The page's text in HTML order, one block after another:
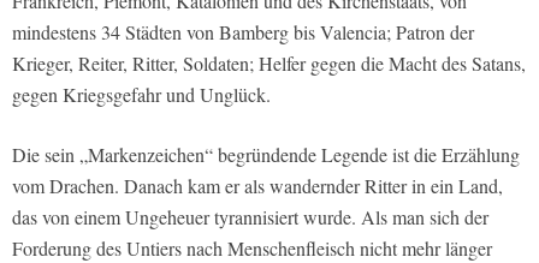
mindestens 34 Städten von Bamberg bis Valencia; Patron der
Krieger, Reiter, Ritter, Soldaten; Helfer gegen die Macht des Satans,
gegen Kriegsgefahr und Unglück.
Die sein „Markenzeichen“ begründende Legende ist die Erzählung
vom Drachen. Danach kam er als wandernder Ritter in ein Land,
das von einem Ungeheuer tyrannisiert wurde. Als man sich der
Forderung des Untiers nach Menschenfleisch nicht mehr länger